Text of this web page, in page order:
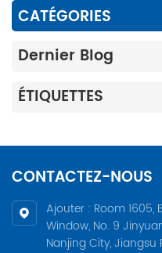
CATÉGORIES
Dernier Blog
ÉTIQUETTES
CONTACTEZ-NOUS
Ajouter : Room 1605,
Window, No. 9
Nanjing City, Jiangsu